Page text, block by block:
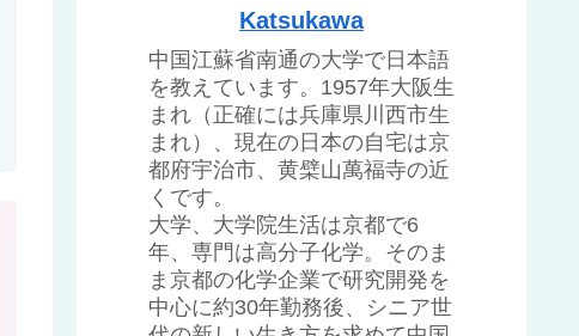
Katsukawa
中国江蘇省南通の大学で日本語
を教えています。1957年大阪生
まれ（正確には兵庫県川西市生
まれ）、現在の日本の自宅は京
都府宇治市、黄檗山萬福寺の近
くです。
大学、大学院生活は京都で6
年、専門は高分子化学。そのま
ま京都の化学企業で研究開発を
中心に約30年勤務後、シニア世